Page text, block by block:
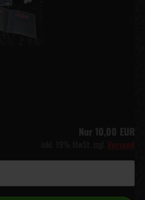
Nur 10,00 EUR
Versand